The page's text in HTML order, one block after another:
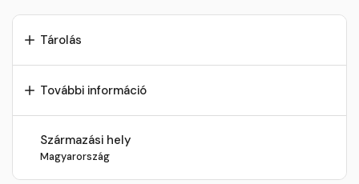
Tárolás
További információ
Származási hely
Magyarország